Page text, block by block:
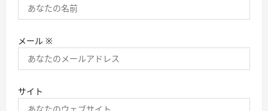
メール ※
サイト